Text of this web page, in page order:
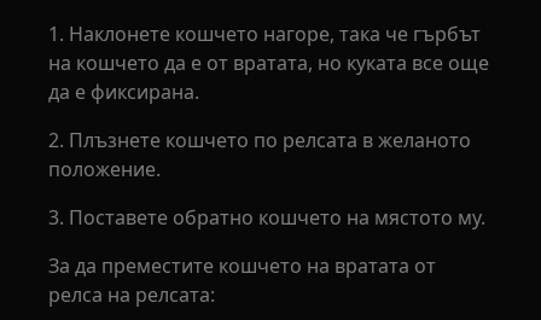
1. Наклонете кошчето нагоре, така че гърбът
на кошчето да е от вратата, но куката все още
да е фиксирана.
2. Плъзнете кошчето по релсата в желаното
положение.
3. Поставете обратно кошчето на мястото му.
За да преместите кошчето на вратата от
релса на релсата: